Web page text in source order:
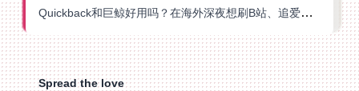
Quickback和巨鲸好用吗？在海外深夜想刷B站、追爱奇艺的你，或许正需要这份答案
Spread the love